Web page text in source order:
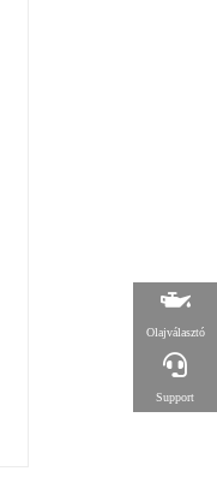
Cikkszám:
12 db/karton
Olajválasztó
Support